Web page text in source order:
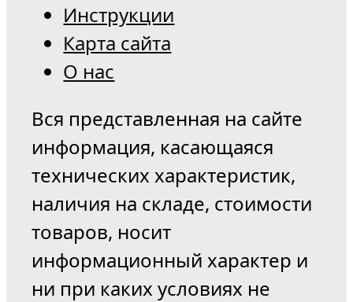
Инструкции
Карта сайта
О нас
Вся представленная на сайте
информация, касающаяся
технических характеристик,
наличия на складе, стоимости
товаров, носит
информационный характер и
ни при каких условиях не